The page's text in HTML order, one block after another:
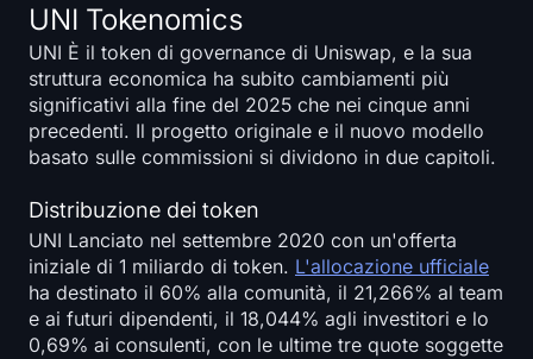
UNI Tokenomics
UNI È il token di governance di Uniswap, e la sua
struttura economica ha subito cambiamenti più
significativi alla fine del 2025 che nei cinque anni
precedenti. Il progetto originale e il nuovo modello
basato sulle commissioni si dividono in due capitoli.
Distribuzione dei token
UNI Lanciato nel settembre 2020 con un'offerta
iniziale di 1 miliardo di token. L'allocazione ufficiale
ha destinato il 60% alla comunità, il 21,266% al team
e ai futuri dipendenti, il 18,044% agli investitori e lo
0,69% ai consulenti, con le ultime tre quote soggette